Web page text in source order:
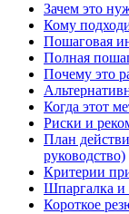
Зачем это
Кому
Пошаговая
Полная
Почему это
Когда этот
Риски и
План
руководство)
Критерии
Шпаргалка и
Короткое